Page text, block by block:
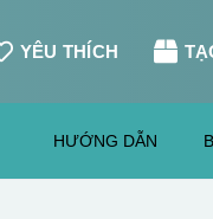
YÊU THÍCH
HƯỚNG DẪN